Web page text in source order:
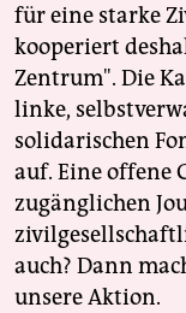
für eine starke
kooperiert
Zentrum". Die
linke,
solidarischen
auf. Eine offene
zugänglichen
auch? Dann
unsere Aktion.